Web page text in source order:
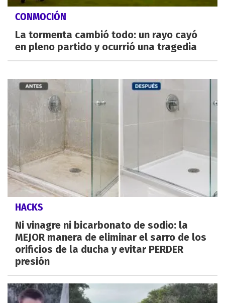
CONMOCIÓN
La tormenta cambió todo: un rayo cayó
en pleno partido y ocurrió una tragedia
HACKS
Ni vinagre ni bicarbonato de sodio: la
MEJOR manera de eliminar el sarro de los
orificios de la ducha y evitar PERDER
presión